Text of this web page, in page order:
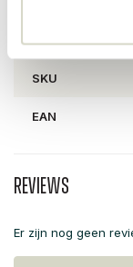
Artikelnummer
SKU
EAN
Reviews
Er zijn nog geen